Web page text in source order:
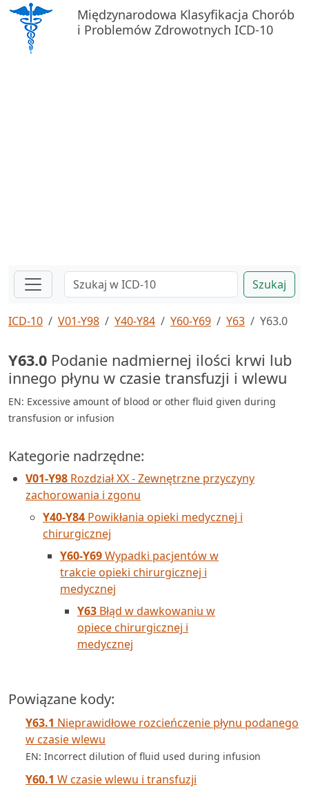
Międzynarodowa Klasyfikacja Chorób
i Problemów Zdrowotnych ICD-10
Szukaj
ICD-10 V01-Y98 Y40-Y84 Y60-Y69 Y63 Y63.0
Y63.0 Podanie nadmiernej ilości krwi lub
innego płynu w czasie transfuzji i wlewu
EN: Excessive amount of blood or other fluid given during
transfusion or infusion
Kategorie nadrzędne:
V01-Y98 Rozdział XX - Zewnętrzne przyczyny
zachorowania i zgonu
Y40-Y84 Powikłania opieki medycznej i
chirurgicznej
Y60-Y69Wypadki pacjentów w
trakcie opieki chirurgicznej i
medycznej
Y63 Błąd w dawkowaniu w
opiece chirurgicznej i
medycznej
Powiązane kody:
Y63.1 Nieprawidłowe rozcieńczenie płynu podanego
w czasie wlewu
EN: Incorrect dilution of fluid used during infusion
Y60.1 W czasie wlewu i transfuzji